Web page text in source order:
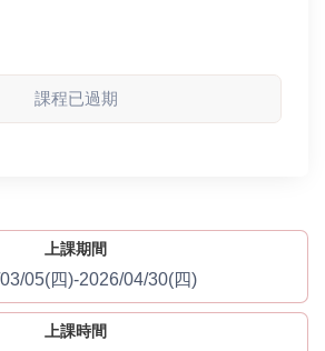
課程已過期
上課期間
05(四)-2026/04/30(四)
上課時間